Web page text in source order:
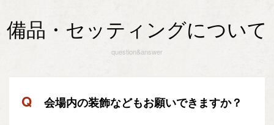
備品・セッティングについて
question&answer
Q 会場内の装飾などもお願いできますか？